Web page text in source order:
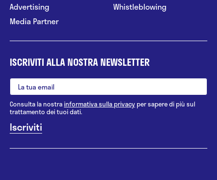
Advertising
Media Partner
Whistleblowing
ISCRIVITI ALLA NOSTRA NEWSLETTER
Consulta la nostrainformativa sulla privacy per sapere di più sul
trattamento dei tuoi dati.